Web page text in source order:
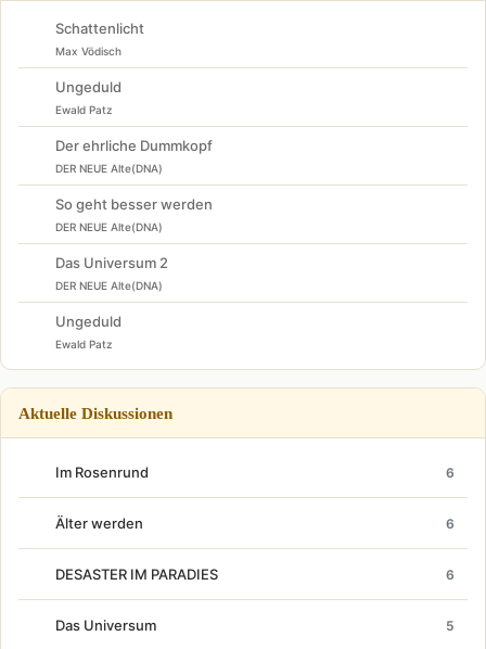
Schattenlicht
Max Vödisch
Ungeduld
Ewald Patz
Der ehrliche Dummkopf
DER NEUE Alte(DNA)
So geht besser werden
DER NEUE Alte(DNA)
Das Universum 2
DER NEUE Alte(DNA)
Ungeduld
Ewald Patz
Aktuelle Diskussionen
Im Rosenrund 6
Älter werden 6
DESASTER IM PARADIES 6
Das Universum 5